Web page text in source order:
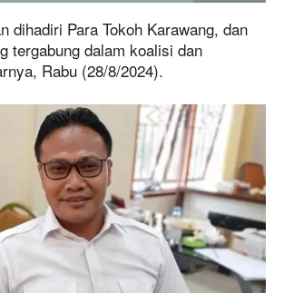
dihadiri Para Tokoh Karawang, dan
tergabung dalam koalisi dan
Rabu (28/8/2024).